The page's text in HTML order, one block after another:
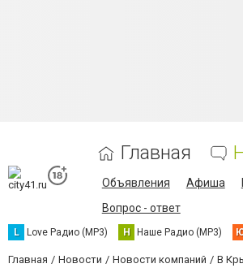
Главная
Объявления Афиша
Вопрос - ответ
L Love Радио (MP3) Н Наше Радио (MP3)
Главная Новости Новости компаний В